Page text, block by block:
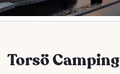
Torsö Camping